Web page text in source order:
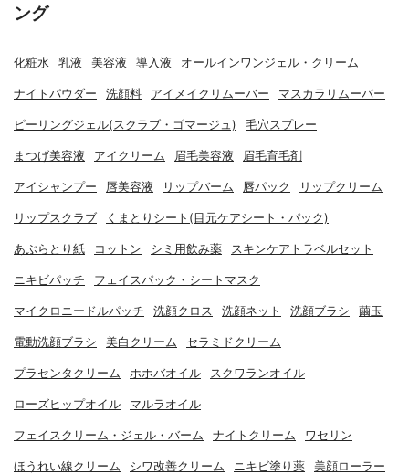
ング
化粧水 乳液 美容液 導入液 オールインワンジェル・クリーム
ナイトパウダー 洗顔料 アイメイクリムーバー マスカラリムーバー
ピーリングジェル(スクラブ・ゴマージュ) 毛穴スプレー
まつげ美容液 アイクリーム 眉毛美容液 眉毛育毛剤
アイシャンプー 唇美容液 リップバーム 唇パック リップクリーム
リップスクラブ くまとりシート(目元ケアシート・パック)
あぶらとり紙 コットン シミ用飲み薬 スキンケアトラベルセット
ニキビパッチ フェイスパック・シートマスク
マイクロニードルパッチ 洗顔クロス 洗顔ネット 洗顔ブラシ 繭玉
電動洗顔ブラシ 美白クリーム セラミドクリーム
プラセンタクリーム ホホバオイル スクワランオイル
ローズヒップオイル マルラオイル
フェイスクリーム・ジェル・バーム ナイトクリーム ワセリン
ほうれい線クリーム シワ改善クリーム ニキビ塗り薬 美顔ローラー